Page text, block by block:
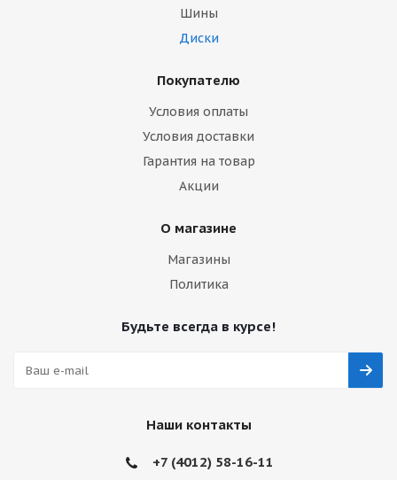
Шины
Диски
Покупателю
Условия оплаты
Условия доставки
Гарантия на товар
Акции
О магазине
Магазины
Политика
Будьте всегда в курсе!
Наши контакты
+7 (4012) 58-16-11